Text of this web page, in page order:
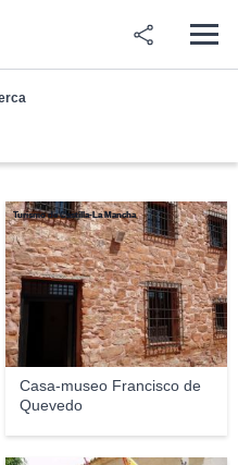
Casa-museo Francisco de
Quevedo
Turismo de Castilla-La Mancha